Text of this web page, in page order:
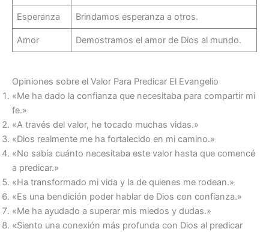
Esperanza Brindamos esperanza a otros.
Amor Demostramos el amor de Dios al mundo.
Opiniones sobre el Valor Para Predicar El Evangelio
«Me ha dado la confianza que necesitaba para compartir mi
fe.»
«A través del valor, he tocado muchas vidas.»
«Dios realmente me ha fortalecido en mi camino.»
«No sabía cuánto necesitaba este valor hasta que comencé
a predicar.»
«Ha transformado mi vida y la de quienes me rodean.»
«Es una bendición poder hablar de Dios con confianza.»
«Me ha ayudado a superar mis miedos y dudas.»
«Siento una conexión más profunda con Dios al predicar